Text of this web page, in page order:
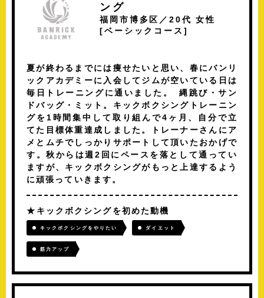
ング
福岡市博多区／20代 女性
[ベーシックコース ]
夏が終わるまでには痩せたいと思い、春にバンリ
ックアカデミーに入会してジムが空いている日は
毎日トレーニングに通いました。 縄跳び・サン
ドバッグ・ミット。キックボクシングトレーニン
グを1時間集中して取り組んで4ヶ月、自分で立
てた目標体重達成しました。トレーナーさんにア
メとムチでしっかりサポートして頂いたおかげで
す。秋からは週2回にペースを落として通ってい
ますが、キックボクシングがもっと上達するよう
に頑張っていきます。
キックボクシングを初めた動機
キックボクシングをやりたい ダイエット
筋力アップ